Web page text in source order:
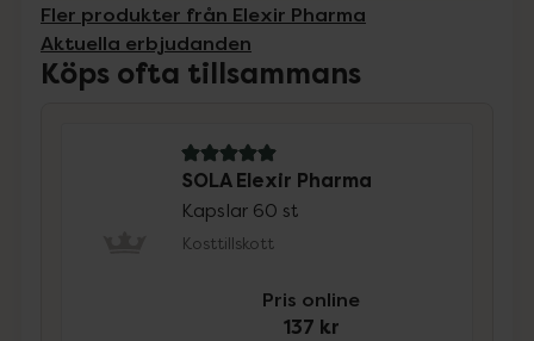
Fler produkter från Elexir Pharma
Aktuella erbjudanden
Köps ofta tillsammans
5 av 5 i omdöme
SOLA Elexir Pharma
Kapslar 60 st
Kosttillskott
Pris online
137 kr